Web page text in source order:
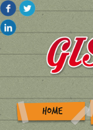
HOME